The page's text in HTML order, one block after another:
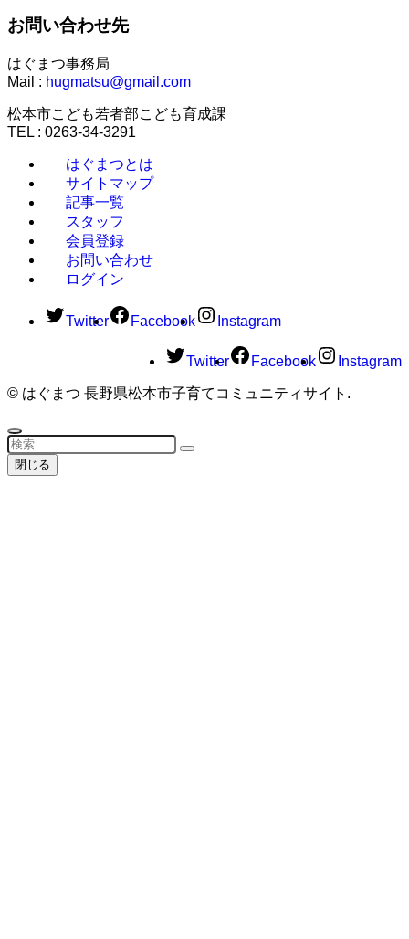
お問い合わせ先
はぐまつ事務局
Mail : hugmatsu@gmail.com
松本市こども若者部こども育成課
TEL : 0263-34-3291
はぐまつとは
サイトマップ
記事一覧
スタッフ
会員登録
お問い合わせ
ログイン
Twitter Facebook Instagram
Twitter Facebook Instagram
© はぐまつ 長野県松本市子育てコミュニティサイト.
閉じる